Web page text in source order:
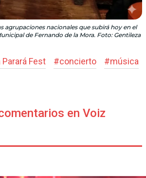
agrupaciones nacionales que subirá hoy en el
de Fernando de la Mora. Foto: Gentileza
Parará Fest #concierto #música
en Voiz